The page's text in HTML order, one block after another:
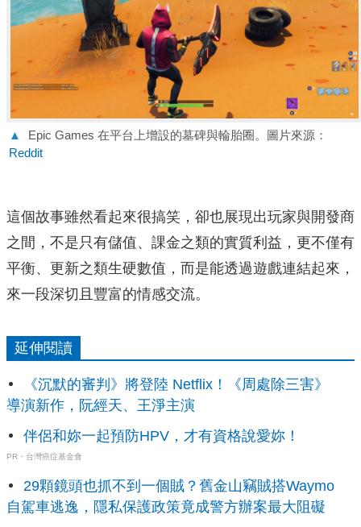
▲
Epic Games 在平台上增設的墓碑與輪胎圈。圖片來源：
Reddit
這個故事雖然看起來很搞笑，卻也展現出玩家與開發商
之間，不是只有儲值、課金之類的實質利益，更不僅有
平衡、更新之類生硬數值，而是能透過遊戲連結起來，
來一段深切且豐富的情感交流。
延伸閱讀
《沉默的審判》將登陸 Netflix！《周處除三害》
導演新作，阮經天、王淨主演
伴侶和妳一起預防HPV，才有資格說愛妳！
PR・台灣癌症基金會
29顆鏡頭也抓不到一個賊？舊金山竊賊搭Waymo
自駕車逃逸，隱私保護政策竟成警方辦案最大阻礙